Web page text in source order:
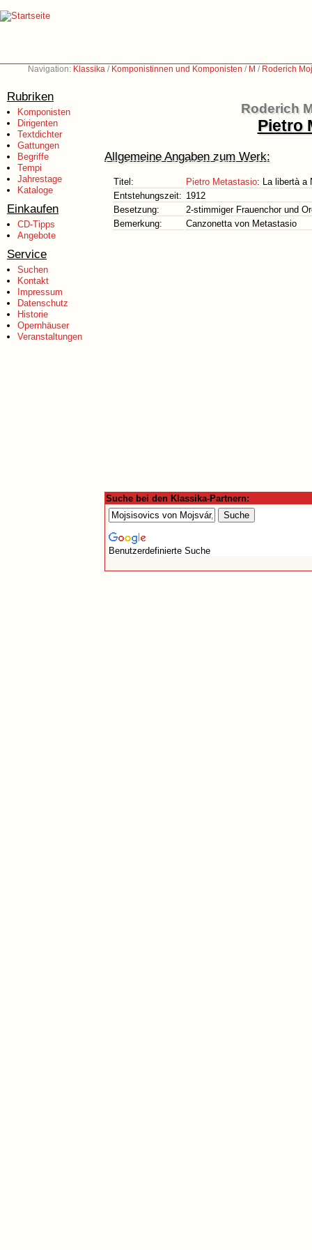
Navigation: Klassika / Komponistinnen und Komponisten / M / Roderich
Rubriken
Komponisten
Dirigenten
Textdichter
Gattungen
Begriffe
Tempi
Jahrestage
Kataloge
Einkaufen
CD-Tipps
Angebote
Service
Suchen
Kontakt
Impressum
Datenschutz
Historie
Opernhäuser
Veranstaltungen
Roderich
Pietro
Allgemeine Angaben zum Werk:
Titel: Pietro Metastasio: La libertà a
Entstehungszeit: 1912
Besetzung:
2-stimmiger Frauenchor und
Bemerkung:
Canzonetta von Metastasio
Suche bei den Klassika-Partnern:
Benutzerdefinierte Suche